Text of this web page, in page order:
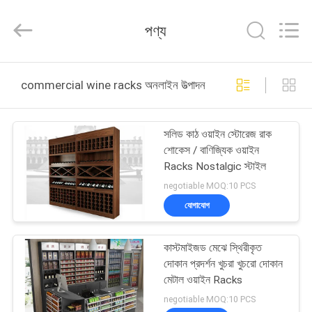
পণ্য
ভিডিও
আমাদের
সম্পর্কে
কারখানা
ভ্রমণ
Shelves
Co.,Ltd.
Reserved.
পণ্য
commercial wine racks অনলাইন উত্পাদন
সলিড কাঠ ওয়াইন স্টোরেজ রাক
শোকেস / বাণিজ্যিক ওয়াইন
Racks Nostalgic স্টাইল
negotiable MOQ:10 PCS
যোগাযোগ
কাস্টমাইজড মেঝে স্থিরীকৃত
দোকান প্রদর্শন খুচরা খুচরো দোকান
মেটাল ওয়াইন Racks
negotiable MOQ:10 PCS